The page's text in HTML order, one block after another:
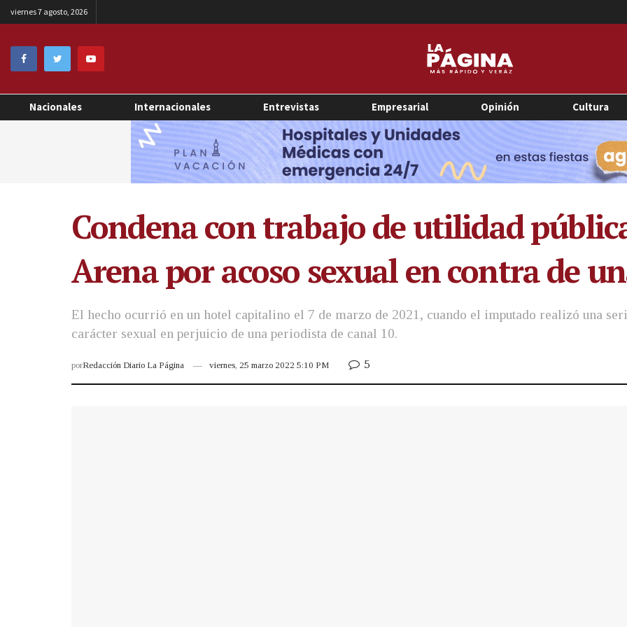
viernes 7 agosto, 2026
Nacionales Internacionales Entrevistas Empresarial Opinión Cultura
Condena con trabajo de utilidad
Arena por acoso sexual en contra de
El hecho ocurrió en un hotel capitalino el 7 de marzo de 2021, cuando el imputado realizó una
carácter sexual en perjuicio de una periodista de canal 10.
porRedacción Diario La Página viernes, 25 marzo 2022 5:10 PM 5